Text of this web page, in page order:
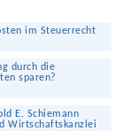
im Steuerrecht
durch die
sparen?
E. Schiemann
Wirtschaftskanzlei